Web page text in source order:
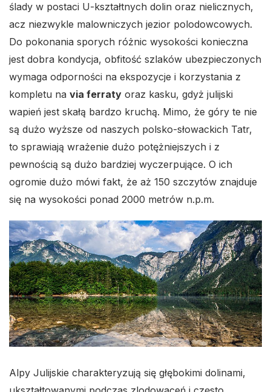
ślady w postaci U-kształtnych dolin oraz nielicznych,
acz niezwykle malowniczych jezior polodowcowych.
Do pokonania sporych różnic wysokości konieczna
jest dobra kondycja, obfitość szlaków ubezpieczonych
wymaga odporności na ekspozycje i korzystania z
kompletu na via ferraty oraz kasku, gdyż julijski
wapień jest skałą bardzo kruchą. Mimo, że góry te nie
są dużo wyższe od naszych polsko-słowackich Tatr,
to sprawiają wrażenie dużo potężniejszych i z
pewnością są dużo bardziej wyczerpujące. O ich
ogromie dużo mówi fakt, że aż 150 szczytów znajduje
się na wysokości ponad 2000 metrów n.p.m.
Alpy Julijskie charakteryzują się głębokimi dolinami,